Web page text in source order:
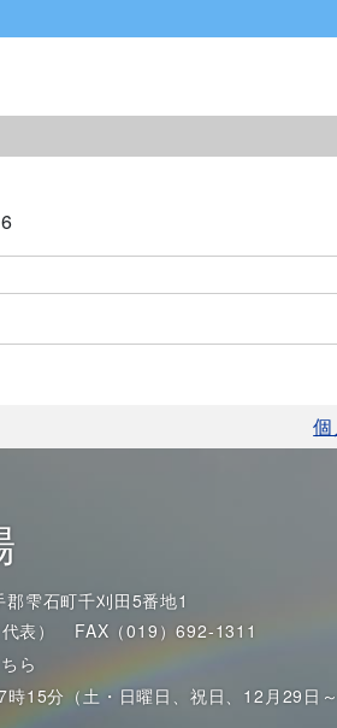
雫石町千刈田5番地1
表）
FAX（019）692-1311
ら
15分（土・日曜日、祝日、12月29日～